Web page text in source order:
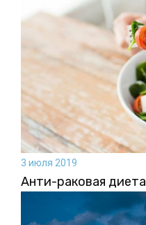
3 июля 2019
Анти-раковая диета